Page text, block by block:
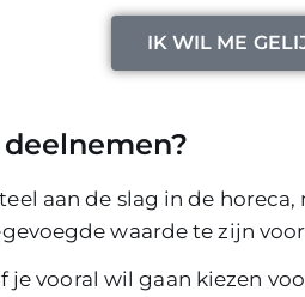
IK WIL ME
aan de slag in de
waarde te zijn
je vooral wil gaan kiezen